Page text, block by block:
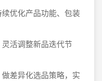
优化产品功能、包装
活调整新品迭代节
差异化选品策略，实